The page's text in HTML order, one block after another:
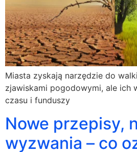
Miasta zyskają narzędzie do
zjawiskami pogodowymi, ale ich
czasu i funduszy
Nowe przepisy,
wyzwania – co